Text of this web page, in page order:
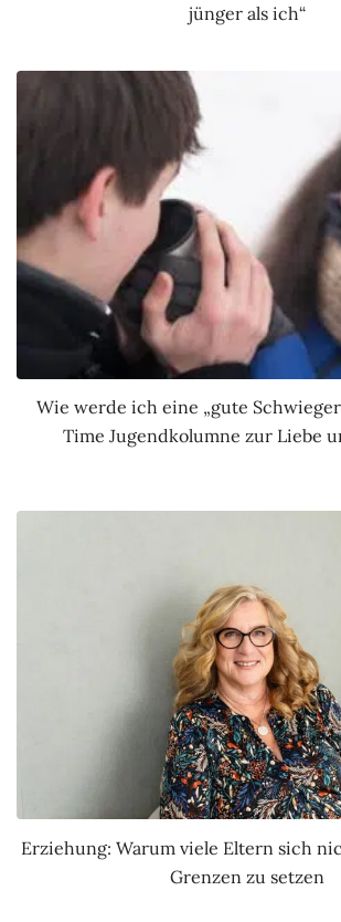
jünger als ich“
Wie werde ich eine „gute
Time Jugendkolumne zur Liebe
Erziehung: Warum viele Eltern sich
Grenzen zu setzen